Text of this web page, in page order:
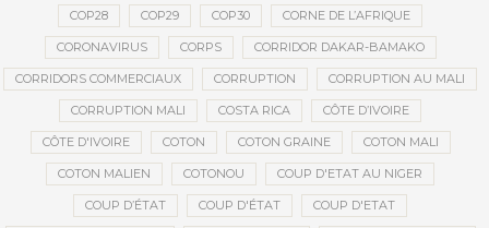
COP28 COP29 COP30 CORNE DE L’AFRIQUE
CORONAVIRUS CORPS CORRIDOR DAKAR-BAMAKO
CORRIDORS COMMERCIAUX CORRUPTION CORRUPTION AU MALI
CORRUPTION MALI COSTA RICA CÔTE D’IVOIRE
CÔTE D'IVOIRE COTON COTON GRAINE COTON MALI
COTON MALIEN COTONOU COUP D'ETAT AU NIGER
COUP D’ÉTAT COUP D'ÉTAT COUP D'ETAT